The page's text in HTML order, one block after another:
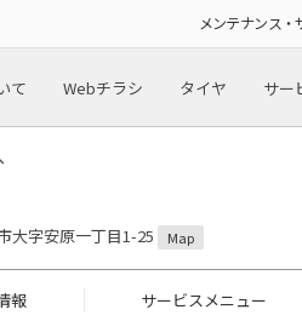
メンテナンス・
て Webチラシ タイヤ サー
大字安原一丁目1-25 Map
報 サービスメニュー